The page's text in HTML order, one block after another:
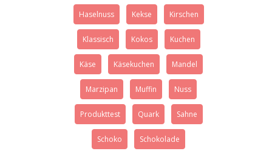
Haselnuss Kekse Kirschen
Klassisch Kokos Kuchen
Käse Käsekuchen Mandel
Marzipan Muffin Nuss
Produkttest Quark Sahne
Schoko Schokolade